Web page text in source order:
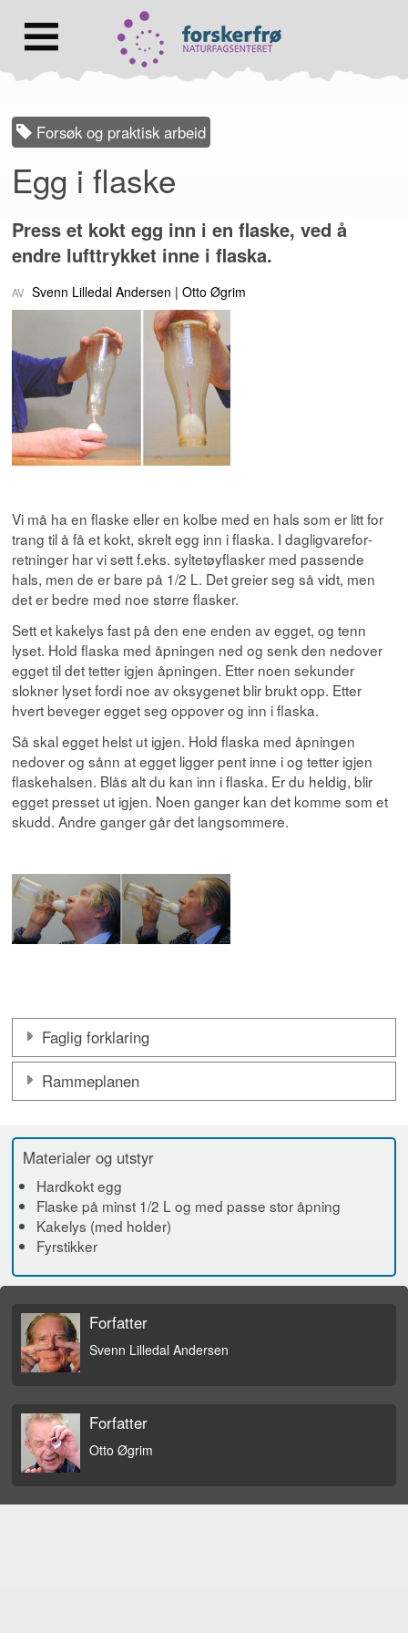
Hovedmeny
til
forsiden
Forsøk og praktisk arbeid
Egg i flaske
Press et kokt egg inn i en flaske, ved å
endre lufttrykket inne i flaska.
Svenn Lilledal Andersen Otto Øgrim
Vi må ha en flaske eller en kolbe med en hals som er litt for
trang til å få et kokt, skrelt egg inn i flaska. I dagligvare­for­
retninger har vi sett f.eks. syltetøyflasker med passende
hals, men de er bare på 1/2 L. Det greier seg så vidt, men
det er bedre med noe større flasker.
Sett et kakelys fast på den ene enden av egget, og tenn
lyset. Hold flaska med åpningen ned og senk den nedover
egget til det tetter igjen åpningen. Etter noen sekunder
slokner lyset fordi noe av oksygenet blir brukt opp. Etter
hvert beveger egget seg oppover og inn i flaska.
Så skal egget helst ut igjen. Hold flaska med åpningen
nedover og sånn at egget ligger pent inne i og tetter igjen
flaskehalsen. Blås alt du kan inn i flaska. Er du heldig, blir
egget presset ut igjen. Noen ganger kan det komme som et
skudd. Andre ganger går det langsommere.
Faglig forklaring
Rammeplanen
Materialer og utstyr
Hardkokt egg
Flaske på minst 1/2 L og med passe stor åpning
Kakelys (med holder)
Fyrstikker
Forfatter
Svenn Lilledal Andersen
Forfatter
Otto Øgrim